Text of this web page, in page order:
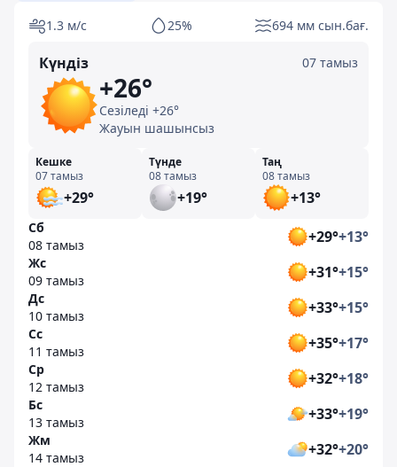
1.3 м/с 25% 694 мм сын.бағ.
Күндіз 07 тамыз
+26°
Сезіледі +26°
Жауын шашынсыз
Кешке
07 тамыз
+29°
Түнде
08 тамыз
+19°
Таң
08 тамыз
+13°
Сб
08 тамыз
+29°+13°
Жс
09 тамыз
+31°+15°
Дс
10 тамыз
+33°+15°
Сс
11 тамыз
+35°+17°
Ср
12 тамыз
+32°+18°
Бс
13 тамыз
+33°+19°
Жм
14 тамыз
+32°+20°